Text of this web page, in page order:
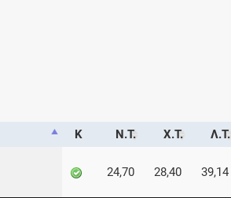
Κ Ν.Τ. Χ.Τ. Λ.Τ.
24,70 28,40 39,14